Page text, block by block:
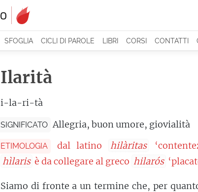
SFOGLIA CICLI DI PAROLE LIBRI CORSI CONTATTI
Ilarità
i-la-ri-tà
SIGNIFICATO Allegria, buon umore, giovialità
ETIMOLOGIA dal latino hilàritas
hìlaris è da collegare al greco hilarós
Siamo di fronte a un termine che, per